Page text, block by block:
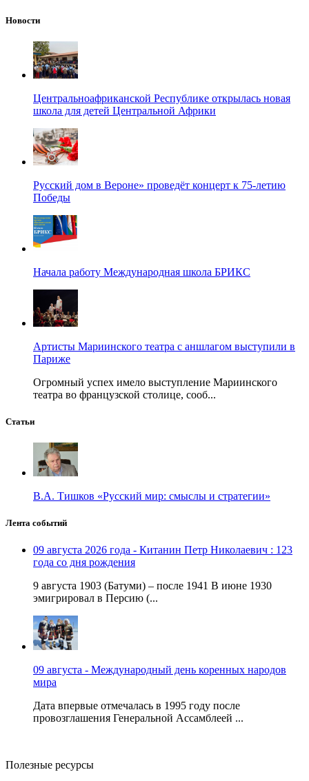
Новости
Центральноафриканской Республике открылась новая
школа для детей Центральной Африки
Русский дом в Вероне» проведёт концерт к 75-летию
Победы
Начала работу Международная школа БРИКС
Артисты Мариинского театра с аншлагом выступили в
Париже
Огромный успех имело выступление Мариинского
театра во французской столице, сооб...
Статьи
В.А. Тишков «Русский мир: смыслы и стратегии»
Лента событий
09 августа 2026 года - Китанин Петр Николаевич : 123
года со дня рождения
9 августа 1903 (Батуми) – после 1941 В июне 1930
эмигрировал в Персию (...
09 августа - Международный день коренных народов
мира
Дата впервые отмечалась в 1995 году после
провозглашения Генеральной Ассамблеей ...
Полезные ресурсы